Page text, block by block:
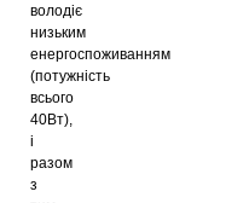
володіє
низьким
енергоспоживанням
(потужність
всього
40Вт),
і
разом
з